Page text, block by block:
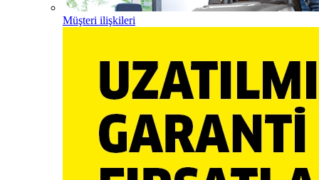
Müşteri ilişkileri